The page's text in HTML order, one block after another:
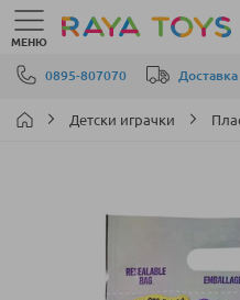
Прескачане към съдържанието
0895-807070 Доставка
МЕНЮ
Детски играчки